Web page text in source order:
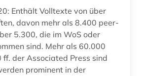
Enthält Volltexte von über
davon mehr als 8.400 peer-
5.300, die im WoS oder
sind. Mehr als 60.000
der Associated Press sind
prominent in der